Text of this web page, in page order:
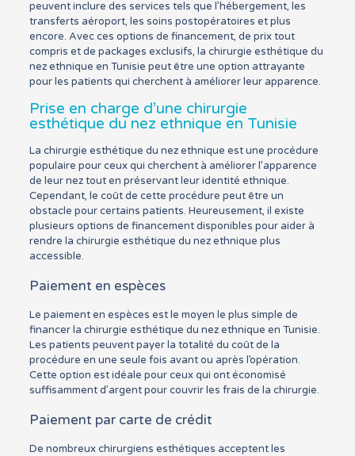
peuvent inclure des services tels que l’hébergement, les
transferts aéroport, les soins postopératoires et plus
encore. Avec ces options de financement, de prix tout
compris et de packages exclusifs, la chirurgie esthétique du
nez ethnique en Tunisie peut être une option attrayante
pour les patients qui cherchent à améliorer leur apparence.
Prise en charge d’une chirurgie
esthétique du nez ethnique en Tunisie
La chirurgie esthétique du nez ethnique est une procédure
populaire pour ceux qui cherchent à améliorer l’apparence
de leur nez tout en préservant leur identité ethnique.
Cependant, le coût de cette procédure peut être un
obstacle pour certains patients. Heureusement, il existe
plusieurs options de financement disponibles pour aider à
rendre la chirurgie esthétique du nez ethnique plus
accessible.
Paiement en espèces
Le paiement en espèces est le moyen le plus simple de
financer la chirurgie esthétique du nez ethnique en Tunisie.
Les patients peuvent payer la totalité du coût de la
procédure en une seule fois avant ou après l’opération.
Cette option est idéale pour ceux qui ont économisé
suffisamment d’argent pour couvrir les frais de la chirurgie.
Paiement par carte de crédit
De nombreux chirurgiens esthétiques acceptent les